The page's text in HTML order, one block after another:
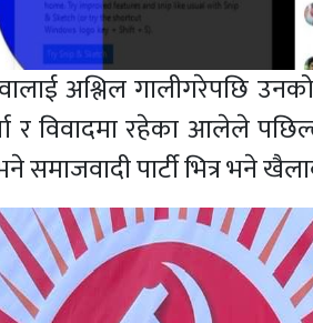
अश्लिल गालीगरेपछि
र विवादमा रहेका आलेले
समाजवादी पार्टी भित्र भने